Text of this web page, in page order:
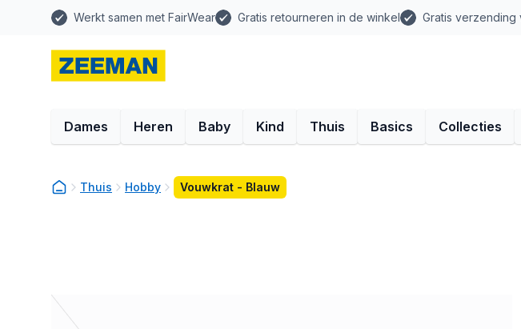
Werkt samen met FairWear Gratis retourneren in de winkel Gratis verzending
Dames Heren Baby Kind Thuis Basics Collecties
Thuis Hobby Vouwkrat - Blauw